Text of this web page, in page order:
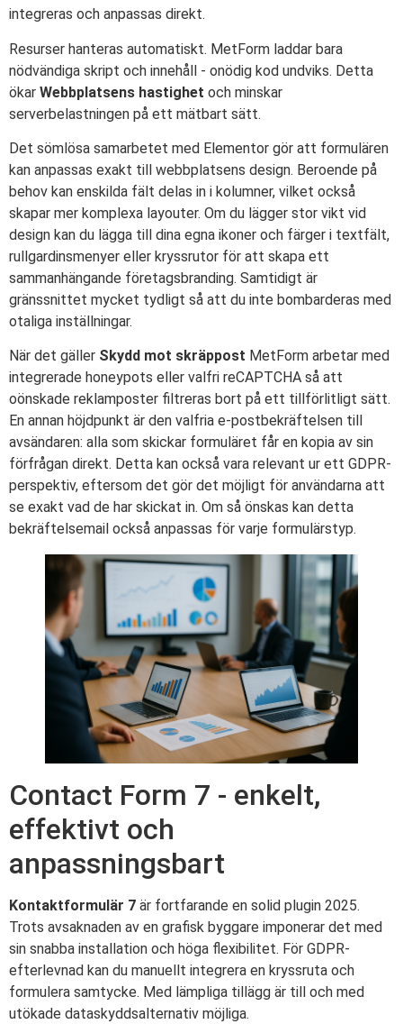
integreras och anpassas direkt.
Resurser hanteras automatiskt. MetForm laddar bara
nödvändiga skript och innehåll - onödig kod undviks. Detta
ökar Webbplatsens hastighet och minskar
serverbelastningen på ett mätbart sätt.
Det sömlösa samarbetet med Elementor gör att formulären
kan anpassas exakt till webbplatsens design. Beroende på
behov kan enskilda fält delas in i kolumner, vilket också
skapar mer komplexa layouter. Om du lägger stor vikt vid
design kan du lägga till dina egna ikoner och färger i textfält,
rullgardinsmenyer eller kryssrutor för att skapa ett
sammanhängande företagsbranding. Samtidigt är
gränssnittet mycket tydligt så att du inte bombarderas med
otaliga inställningar.
När det gäller Skydd mot skräppost MetForm arbetar med
integrerade honeypots eller valfri reCAPTCHA så att
oönskade reklamposter filtreras bort på ett tillförlitligt sätt.
En annan höjdpunkt är den valfria e-postbekräftelsen till
avsändaren: alla som skickar formuläret får en kopia av sin
förfrågan direkt. Detta kan också vara relevant ur ett GDPR-
perspektiv, eftersom det gör det möjligt för användarna att
se exakt vad de har skickat in. Om så önskas kan detta
bekräftelsemail också anpassas för varje formulärstyp.
Contact Form 7 - enkelt,
effektivt och
anpassningsbart
Kontaktformulär 7 är fortfarande en solid plugin 2025.
Trots avsaknaden av en grafisk byggare imponerar det med
sin snabba installation och höga flexibilitet. För GDPR-
efterlevnad kan du manuellt integrera en kryssruta och
formulera samtycke. Med lämpliga tillägg är till och med
utökade dataskyddsalternativ möjliga.